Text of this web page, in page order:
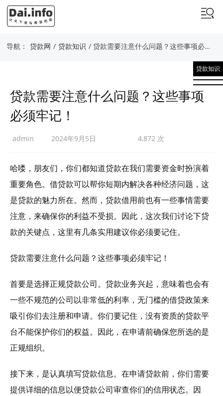
导航： 贷款网 / 贷款知识 / 贷款需要注意什么问题？这些事项必须牢记！
贷款知识
贷款需要注意什么问题？这些事项
必须牢记！
admin 2024年9月5日 4,872 次
哈喽，朋友们，你们都知道贷款在我们需要资金时扮演着
重要角色。借贷款可以帮你短期内解决各种经济问题，这
是贷款的魅力所在。然而，贷款借用前也有一些事情需要
注意，来确保你的利益不受损。因此，这次我们讨论下贷
款的关键点，这里有几条实用建议你必须要记住。
贷款需要注意什么问题？这些事项必须牢记！
首要是选择正规贷款公司。贷款业务兴起，意味着也会有
一些不规范的公司以非常低的利率，无门槛的借贷政策来
吸引你们去注册和申请。你们要记住，没有资质的贷款平
台不能保护你们的权益。因此，在申请前确保您所选的是
正规组织。
接下来，是认真填写贷款信息。在申请贷款前，你们需要
提供详细的信息以便贷款公司审查你们的信用状态。因